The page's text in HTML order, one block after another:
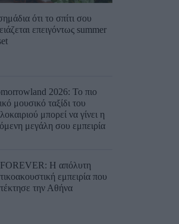
ότι το σπίτι σου
επειγόντως summer
2026: Το πιο
μουσικό ταξίδι του
μπορεί να γίνει η
μεγάλη σου εμπειρία
Η απόλυτη
εμπειρία που
την Αθήνα